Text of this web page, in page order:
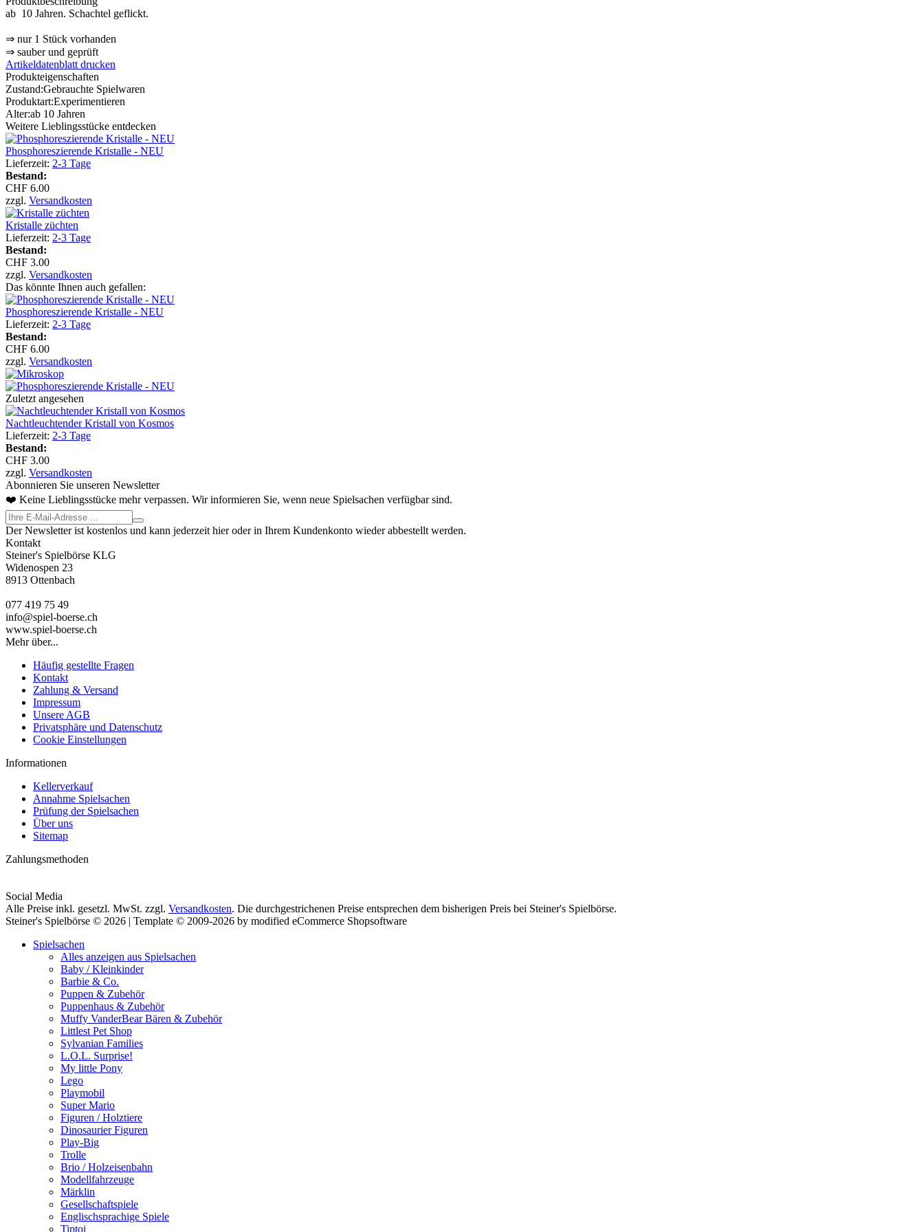
ab 10 Jahren. Schachtel geflickt.
⇒ nur 1 Stück vorhanden
⇒ sauber und geprüft
Artikeldatenblatt drucken
Produkteigenschaften
Zustand:Gebrauchte Spielwaren
Produktart:Experimentieren
Alter:ab 10 Jahren
Weitere Lieblingsstücke entdecken
Phosphoreszierende Kristalle - NEU
Lieferzeit: 2-3 Tage
Bestand:
CHF 6.00
zzgl. Versandkosten
Kristalle züchten
Lieferzeit: 2-3 Tage
Bestand:
CHF 3.00
zzgl. Versandkosten
Das könnte Ihnen auch gefallen:
Phosphoreszierende Kristalle - NEU
Lieferzeit: 2-3 Tage
Bestand:
CHF 6.00
zzgl. Versandkosten
Zuletzt angesehen
Nachtleuchtender Kristall von Kosmos
Lieferzeit: 2-3 Tage
Bestand:
CHF 3.00
zzgl. Versandkosten
Abonnieren Sie unseren Newsletter
❤️ Keine Lieblingsstücke mehr verpassen. Wir informieren Sie, wenn neue Spielsachen verfügbar sind.
Der Newsletter ist kostenlos und kann jederzeit hier oder in Ihrem Kundenkonto wieder abbestellt werden.
Kontakt
Steiner's Spielbörse KLG
Widenospen 23
8913 Ottenbach
077 419 75 49
info@spiel-boerse.ch
www.spiel-boerse.ch
Mehr über...
Häufig gestellte Fragen
Kontakt
Zahlung & Versand
Impressum
Unsere AGB
Privatsphäre und Datenschutz
Cookie Einstellungen
Informationen
Kellerverkauf
Annahme Spielsachen
Prüfung der Spielsachen
Über uns
Sitemap
Zahlungsmethoden
Social Media
Alle Preise inkl. gesetzl. MwSt. zzgl. Versandkosten. Die durchgestrichenen Preise entsprechen dem bisherigen Preis bei Steiner's Spielbörse.
Steiner's Spielbörse © 2026 | Template © 2009-2026 by modified eCommerce Shopsoftware
Spielsachen
Alles anzeigen aus Spielsachen
Baby / Kleinkinder
Barbie & Co.
Puppen & Zubehör
Puppenhaus & Zubehör
Muffy VanderBear Bären & Zubehör
Littlest Pet Shop
Sylvanian Families
L.O.L. Surprise!
My little Pony
Lego
Playmobil
Super Mario
Figuren / Holztiere
Dinosaurier Figuren
Play-Big
Trolle
Brio / Holzeisenbahn
Modellfahrzeuge
Märklin
Gesellschaftspiele
Englischsprachige Spiele
Tiptoi